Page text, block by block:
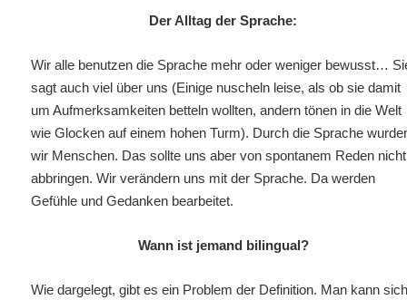
Der Alltag der Sprache:
Wir alle benutzen die Sprache mehr oder weniger bewusst…
sagt auch viel über uns (Einige nuscheln leise, als ob sie damit
um Aufmerksamkeiten betteln wollten, andern tönen in die Welt
wie Glocken auf einem hohen Turm). Durch die Sprache
wir Menschen. Das sollte uns aber von spontanem Reden nicht
abbringen. Wir verändern uns mit der Sprache. Da werden
Gefühle und Gedanken bearbeitet.
Wann ist jemand bilingual?
Wie dargelegt, gibt es ein Problem der Definition. Man kann